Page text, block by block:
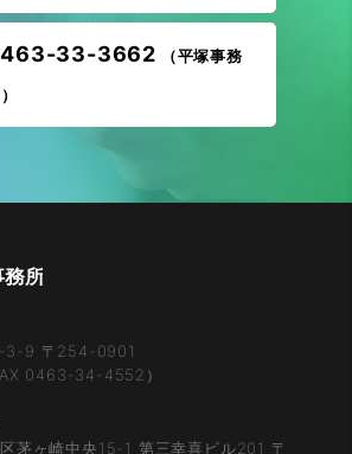
33-3662 （平塚事務
3-9 〒254-0901
0463-34-4552）
茅ヶ崎中央15-1 第三幸喜ビル201 〒